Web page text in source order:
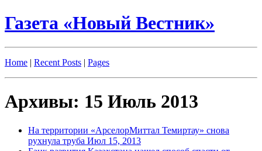
Газета «Новый Вестник»
Home | Recent Posts | Pages
Архивы: 15 Июль 2013
На территории «АрселорМиттал Темиртау» снова
рухнула труба Июл 15, 2013